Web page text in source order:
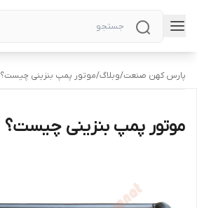
پارس کهن صنعت/وبلاگ/موتور پمپ بنزینی چیست؟
موتور پمپ بنزینی چیست؟